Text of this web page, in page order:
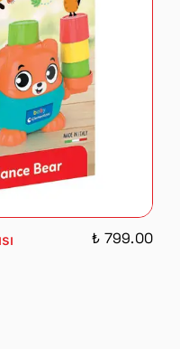
₺ 799.00